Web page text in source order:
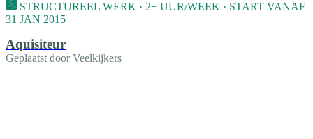
STRUCTUREEL WERK · 2+ UUR/WEEK · START VANAF
31 JAN 2015
Aquisiteur
Geplaatst door Veelkijkers